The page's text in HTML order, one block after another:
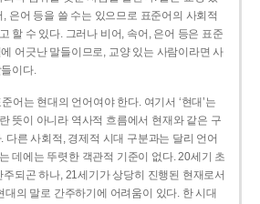
은어 등을 쓸 수는 있으므로 표준어의 사회적
할 수 있다. 그러나 비어, 속어, 은어 등은 표준
어긋난 말들이므로, 교양 있는 사람이라면 사
이다.
어는 현대의 언어여야 한다. 여기서 ‘현대’는
뜻이 아니라 역사적 흐름에서 현재와 같은 구
다른 사회적, 경제적 시대 구분과는 달리 언어
데에는 뚜렷한 객관적 기준이 없다. 20세기 초
되곤 하나, 21세기가 상당히 진행된 현재로서
대의 말로 간주하기에 어려움이 있다. 한 시대